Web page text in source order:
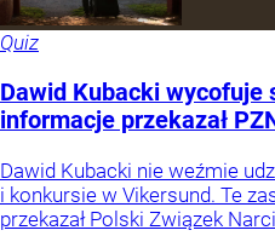
Quiz
Dawid Kubacki wycofuje
informacje przekazał
Dawid Kubacki nie weźmie
i konkursie w Vikersund. Te
przekazał Polski Związek